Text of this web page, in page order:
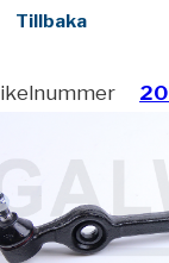
Tillbaka